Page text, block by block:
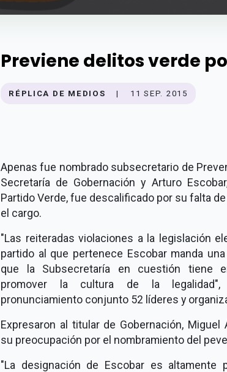
Previene delitos verde
RÉPLICA DE MEDIOS | 11 SEP. 2015
Apenas fue nombrado subsecretario de
Secretaría de Gobernación y Arturo
Partido Verde, fue descalificado por su falta
el cargo.
"Las reiteradas violaciones a la legislación
partido al que pertenece Escobar manda
que la Subsecretaría en cuestión tiene
promover la cultura de la
pronunciamiento conjunto 52 líderes y
Expresaron al titular de Gobernación, Miguel
su preocupación por el nombramiento del
"La designación de Escobar es altamente